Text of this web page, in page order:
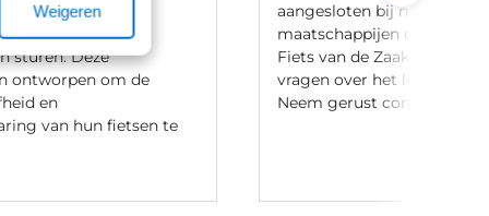
Weigeren
fietsonderdelen,
crankstellen,
sturen. Deze
ontworpen om de
en
van hun fietsen te
aangesloten bij meerdere
maatschappijen en hebben
Fiets van de Zaak-regeling.
vragen over het leasen van
Neem gerust contact met